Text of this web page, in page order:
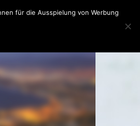
für die Ausspielung von Werbung